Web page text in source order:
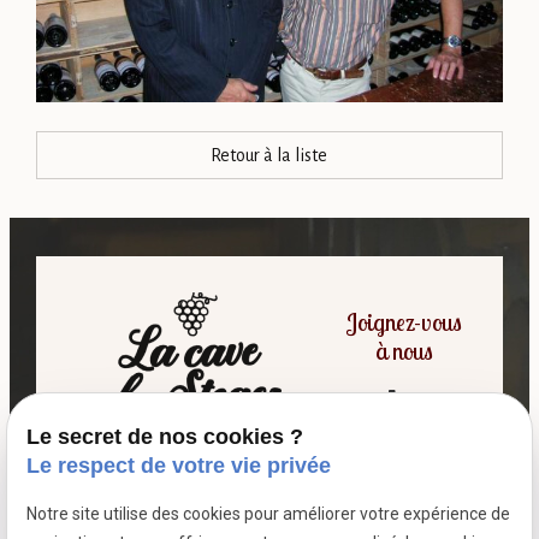
Retour à la liste
Joignez-vous
à nous
7 passage fleuri
Le secret de nos cookies ?
Le respect de votre vie privée
Notre site utilise des cookies pour améliorer votre expérience de